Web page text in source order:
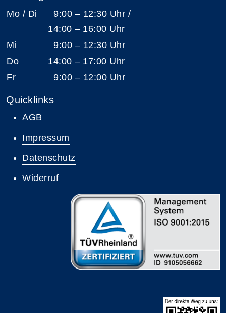
Mo / Di
9:00 – 12:30 Uhr /
14:00 – 16:00 Uhr
Mi
9:00 – 12:30 Uhr
Do
14:00 – 17:00 Uhr
Fr
9:00 – 12:00 Uhr
Quicklinks
AGB
Impressum
Datenschutz
Widerruf